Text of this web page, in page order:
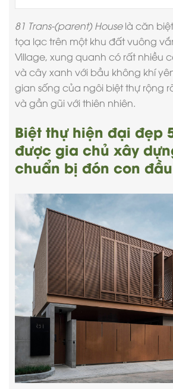
81 Trans-(parent) Houselà căn
tọa lạc trên một khu đất vuông
Village, xung quanh có rất nhiều
và cây xanh với bầu không khí
gian sống của ngôi biệt thự rộng
và gần gũi với thiên nhiên.
Biệt thự hiện đại đẹp
được gia chủ xây
chuẩn bị đón con